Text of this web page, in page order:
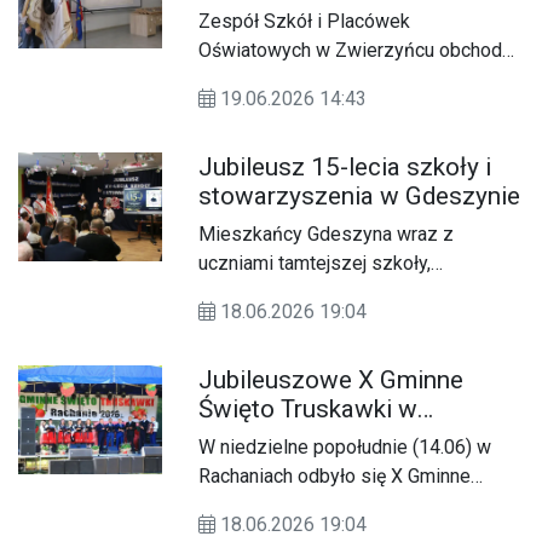
młodzi wykonawcy, mieszkańcy i
goście, by wspólnie przeżywać dzień
atmosfery.
Zespół Szkół i Placówek
Oświatowych w Zwierzyńcu obchodził
19.06.2026 14:43
Jubileusz 15-lecia szkoły i
stowarzyszenia w Gdeszynie
Mieszkańcy Gdeszyna wraz z
uczniami tamtejszej szkoły,
samorządu i zaproszonych gości,
powstania Stowarzyszenia
Miłośników Ziemi Gdeszyńskiej oraz
Publicznej Szkoły Podstawowej im.
Bł. Ks. Zygmunta Pisarskiego w
18.06.2026 19:04
Jubileuszowe X Gminne
Święto Truskawki w
Rachaniach
W niedzielne popołudnie (14.06) w
Rachaniach odbyło się X Gminne
18.06.2026 19:04